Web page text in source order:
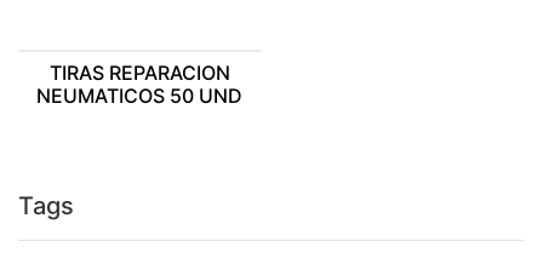
TIRAS REPARACION
NEUMATICOS 50 UND
Tags